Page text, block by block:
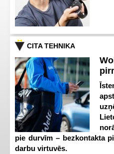
CITA TEHNIKA
pie durvīm – bezkontakta
darbu virtuvēs.